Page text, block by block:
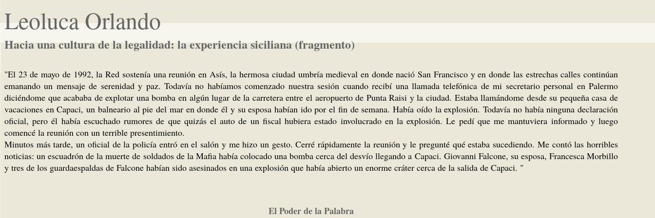
Leoluca Orlando
Hacia una cultura de la legalidad: la experiencia siciliana (fragmento)
"El 23 de mayo de 1992, la Red sostenía una reunión en Asís, la hermosa ciudad umbría medieval en donde nació San Francisco y en donde las estrechas calles continúan
emanando un mensaje de serenidad y paz. Todavía no habíamos comenzado nuestra sesión cuando recibí una llamada telefónica de mi secretario personal en Palermo
diciéndome que acababa de explotar una bomba en algún lugar de la carretera entre el aeropuerto de Punta Raisi y la ciudad. Estaba llamándome desde su pequeña casa de
vacaciones en Capaci, un balneario al pie del mar en donde él y su esposa habían ido por el fin de semana. Había oído la explosión. Todavía no había ninguna declaración
oficial, pero él había escuchado rumores de que quizás el auto de un fiscal hubiera estado involucrado en la explosión. Le pedí que me mantuviera informado y luego
comencé la reunión con un terrible presentimiento.
Minutos más tarde, un oficial de la policía entró en el salón y me hizo un gesto. Cerré rápidamente la reunión y le pregunté qué estaba sucediendo. Me contó las horribles
noticias: un escuadrón de la muerte de soldados de la Mafia había colocado una bomba cerca del desvío llegando a Capaci. Giovanni Falcone, su esposa, Francesca Morbillo
y tres de los guardaespaldas de Falcone habían sido asesinados en una explosión que había abierto un enorme cráter cerca de la salida de Capaci. "
El Poder de la Palabra